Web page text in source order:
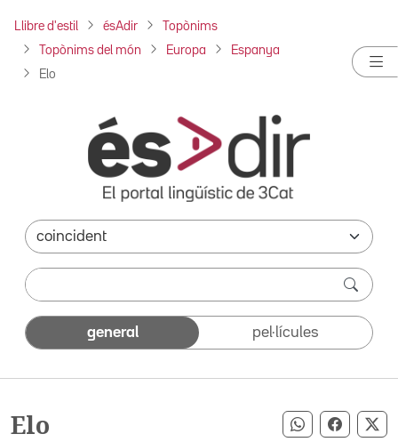
Llibre d'estil ésAdir Topònims
Topònims del món Europa Espanya
Elo
general pel·lícules
Elo Compartir